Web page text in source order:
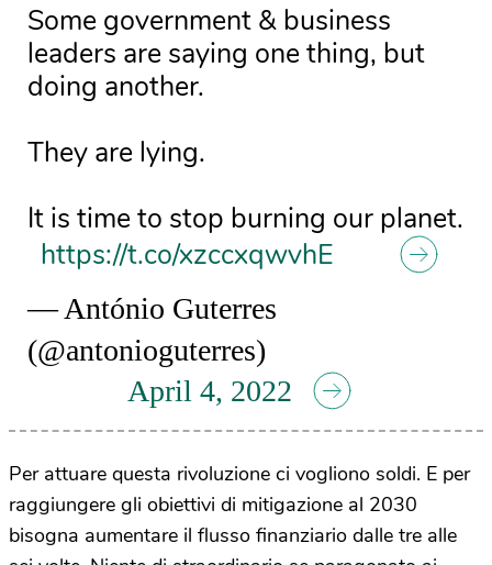
Some government & business
leaders are saying one thing, but
doing another.
They are lying.
It is time to stop burning our planet.
https://t.co/xzccxqwvhE
— António Guterres
(@antonioguterres)
April 4, 2022
Per attuare questa rivoluzione ci vogliono soldi. E per
raggiungere gli obiettivi di mitigazione al 2030
bisogna aumentare il flusso finanziario dalle tre alle